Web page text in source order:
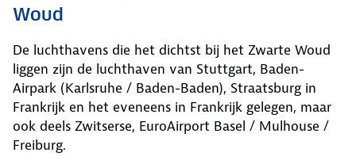
Woud
De luchthavens die het dichtst bij het Zwarte Woud
liggen zijn de luchthaven van Stuttgart, Baden-
Airpark (Karlsruhe / Baden-Baden), Straatsburg in
Frankrijk en het eveneens in Frankrijk gelegen, maar
ook deels Zwitserse, EuroAirport Basel / Mulhouse /
Freiburg.